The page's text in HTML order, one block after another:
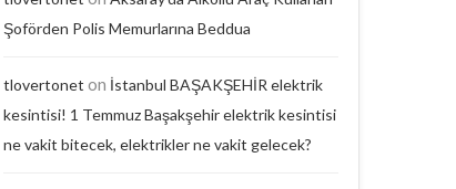
Şoförden Polis Memurlarına Beddua
tlovertonet on İstanbul BAŞAKŞEHİR elektrik
kesintisi! 1 Temmuz Başakşehir elektrik kesintisi
ne vakit bitecek, elektrikler ne vakit gelecek?